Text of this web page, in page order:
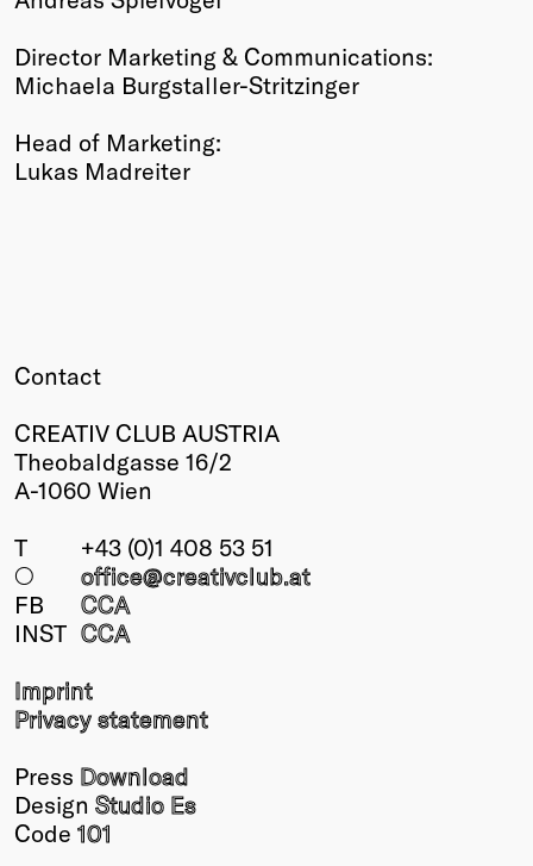
Director Marketing & Communications:
Michaela Burgstaller-Stritzinger
Head of Marketing:
Lukas Madreiter
Contact
CREATIV CLUB AUSTRIA
Theobaldgasse 16/2
A-1060 Wien
T
+43 (0)1 408 53 51
○
office@creativclub.at
FB
CCA
INST CCA
Imprint
Privacy statement
Press Download
Design Studio Es
Code 101